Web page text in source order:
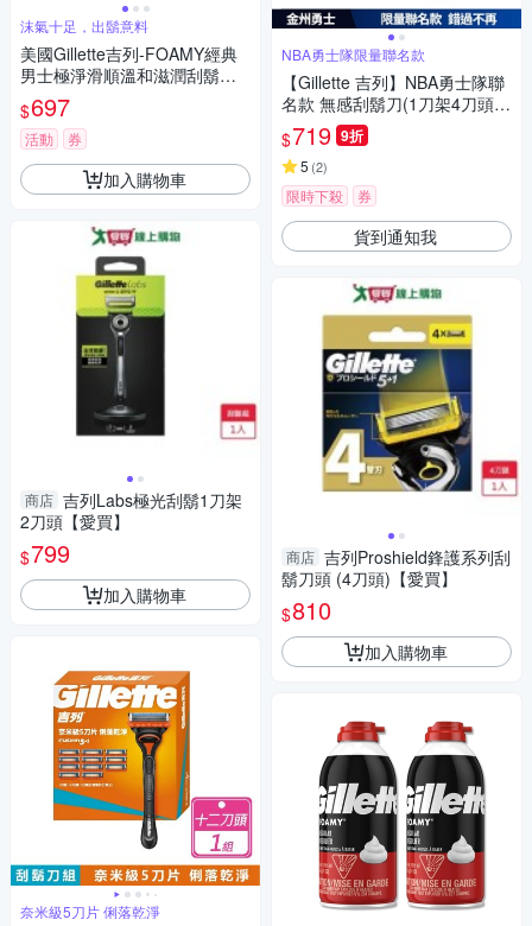
沫氣十足，出鬍意料
美國Gillette吉列-FOAMY經典
男士極淨滑順溫和滋潤刮鬍泡3
11g/瓶(軟化鬍根刮除鬍鬚修容
泡沫,舒緩保養臉部剃鬚膏,男性
潔顏舒適綿密修鬍劑)
$697
活動 券
加入購物車
商店 吉列Labs極光刮鬍1刀架
2刀頭【愛買】
$799
加入購物車
奈米級5刀片 俐落乾淨
NBA勇士隊限量聯名款
【Gillette 吉列】NBA勇士隊聯
名款 無感刮鬍刀(1刀架4刀頭1
底座)
$719 9折
5 (2)
限時下殺 券
貨到通知我
商店 吉列Proshield鋒護系列刮
鬍刀頭 (4刀頭)【愛買】
$810
加入購物車